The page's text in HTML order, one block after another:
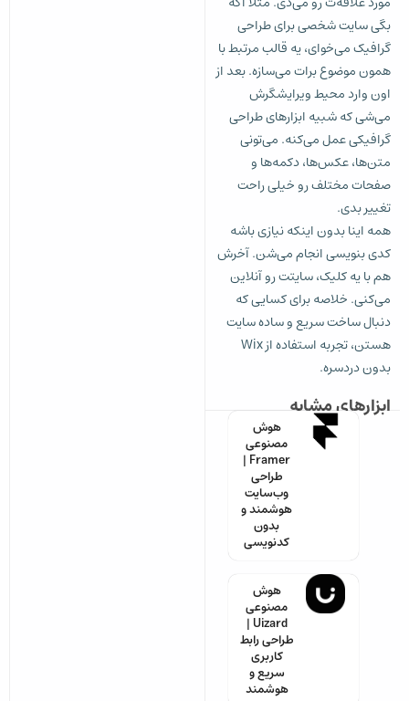
بگی سایت شخصی برای طراحی
گرافیک می‌خوای، یه قالب مرتبط با
همون موضوع برات می‌سازه. بعد از
اون وارد محیط ویرایشگرش
می‌شی که شبیه ابزارهای طراحی
گرافیکی عمل می‌کنه. می‌تونی
متن‌ها، عکس‌ها، دکمه‌ها و
صفحات مختلف رو خیلی راحت
تغییر بدی.
همه اینا بدون اینکه نیازی باشه
کدی بنویسی انجام می‌شن. آخرش
هم با یه کلیک، سایتت رو آنلاین
می‌کنی. خلاصه برای کسایی که
دنبال ساخت سریع و ساده سایت
هستن، تجربه استفاده از Wix
بدون دردسره.
ابزارهای مشابه
هوش
مصنوعی
Framer |
طراحی
وب‌سایت
هوشمند و
بدون
کدنویسی
هوش
مصنوعی
Uizard |
طراحی رابط
کاربری
سریع و
هوشمند